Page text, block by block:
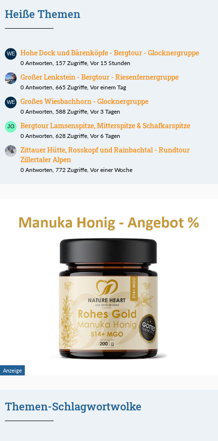
Heiße Themen
Hohe Dock und Bärenköpfe - Bergtour - Glocknergruppe
0 Antworten, 157 Zugriffe, Vor 15 Stunden
Großer Lenkstein - Bergtour - Riesenfernergruppe
0 Antworten, 665 Zugriffe, Vor einem Tag
Großes Wiesbachhorn - Glocknergruppe
0 Antworten, 588 Zugriffe, Vor 3 Tagen
Bergtour Lamsenspitze, Mitterspitze & Schafkarspitze
0 Antworten, 628 Zugriffe, Vor 6 Tagen
Zittauer Hütte, Rosskopf und Rainbachtal - Rundtour
Zillertaler Alpen
0 Antworten, 772 Zugriffe, Vor einer Woche
Themen-Schlagwortwolke